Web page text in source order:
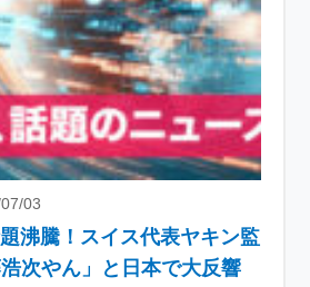
03
沸騰！スイス代表ヤキン監
次やん」と日本で大反響